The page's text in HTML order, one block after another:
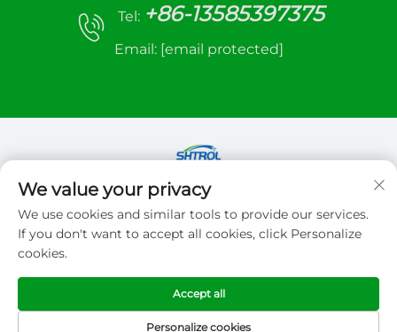
Tel: +86-13585397375
Email: [email protected]
Copyright © 2026 Xuzhou sanhe automatic
control equipment Co.,LTD. Barcha huquqlar
reserve
We value your privacy
We use cookies and similar tools to provide our services.
If you don't want to accept all cookies, click Personalize
cookies.
Personalize cookies
Accept all